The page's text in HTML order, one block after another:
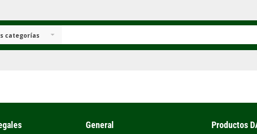
categorías
General Productos